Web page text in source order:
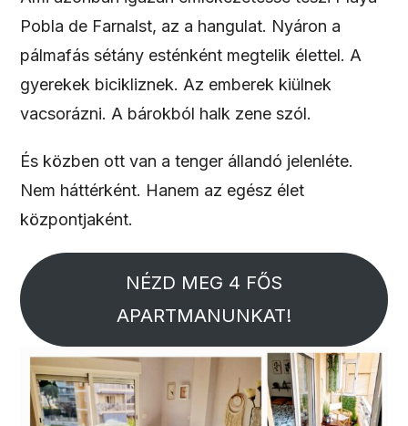
Pobla de Farnalst, az a hangulat. Nyáron a
pálmafás sétány esténként megtelik élettel. A
gyerekek bicikliznek. Az emberek kiülnek
vacsorázni. A bárokból halk zene szól.
És közben ott van a tenger állandó jelenléte.
Nem háttérként. Hanem az egész élet
központjaként.
NÉZD MEG 4 FŐS
APARTMANUNKAT!